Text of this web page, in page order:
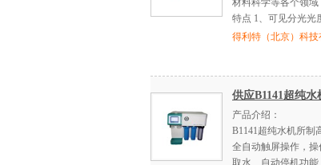
材料科学等各个领
特点 1、可见分光光
得利特（北京）科技
供应B1141超纯水
产品介绍：
B1141超纯水机所制
全自动触屏操作，
取水、自动停机功能